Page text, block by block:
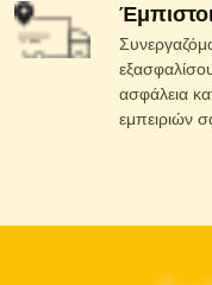
ασφάλεια
εμπειριών